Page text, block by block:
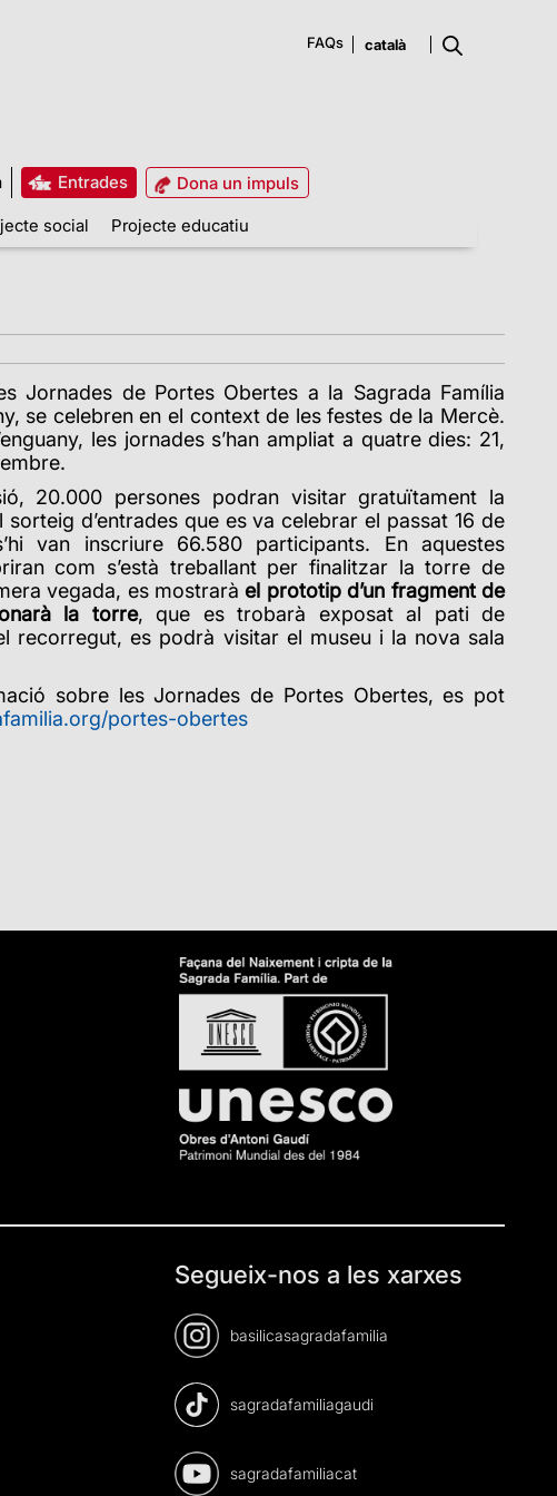
FAQs
Entrades
Dona un impuls
social Projecte educatiu
Jornades de Portes Obertes a la Sagrada Família
se celebren en el context de les festes de la Mercè.
les jornades s’han ampliat a quatre dies: 21,
20.000 persones podran visitar gratuïtament la
sorteig d’entrades que es va celebrar el passat 16 de
van inscriure 66.580 participants. En aquestes
com s’està treballant per finalitzar la torre de
vegada, es mostraràel prototip d’un fragment de
la torre, que es trobarà exposat al pati de
recorregut, es podrà visitar el museu i la nova sala
sobre les Jornades de Portes Obertes, es pot
portes-obertes
Segueix-nos a les xarxes
basilicasagradafamilia
sagradafamiliagaudi
sagradafamiliacat